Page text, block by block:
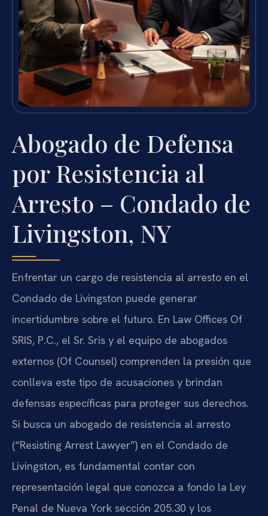
Abogado de Defensa
por Resistencia al
Arresto – Condado de
Livingston, NY
Enfrentar un cargo de resistencia al arresto en el
Condado de Livingston puede generar
incertidumbre sobre el futuro. En Law Offices Of
SRIS, P.C., el Sr. Sris y el equipo de abogados
externos (Of Counsel) comprenden la presión que
conlleva este tipo de acusaciones y brindan
defensas específicas para proteger sus derechos.
Si busca un abogado de resistencia al arresto
(“Resisting Arrest Lawyer”) en el Condado de
Livingston, es fundamental contar con
representación legal que conozca a fondo la Ley
Penal de Nueva York sección 205.30 y los